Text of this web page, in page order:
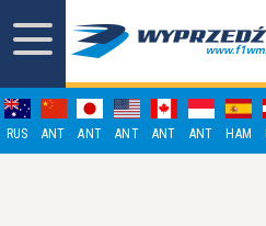
RUS ANT ANT ANT ANT ANT HAM